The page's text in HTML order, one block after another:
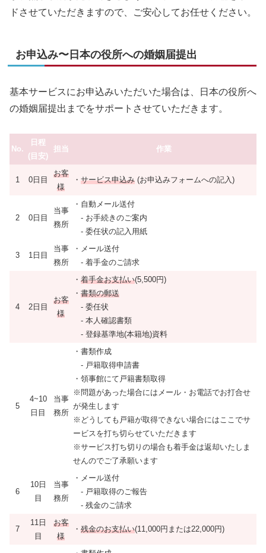
ドさせていただきますので、ご安心してお任せください。
お申込み〜日本の役所への婚姻届提出
基本サービスにお申込みいただいた場合は、日本の役所へ
の婚姻届提出までをサポートさせていただきます。
No.
日程
(目安)
担当 作業
1 0日目
お客
様
・ サービス申込み (お申込みフォームへの記入)
2 0日目
当事
務所
・自動メール送付
- お手続きのご案内
- 委任状の記入用紙
3 1日目
当事
務所
・メール送付
- 着手金のご請求
4 2日目
お客
様
・ 着手金お支払い(5,500円)
・ 書類の郵送
- 委任状
- 本人確認書類
- 登録基準地(本籍地)資料
5
4~10
日目
当事
務所
・書類作成
- 戸籍取得申請書
・領事館にて戸籍書類取得
※問題があった場合にはメール・お電話でお打合せ
が発生します
※どうしても戸籍が取得できない場合にはここでサ
ービスを打ち切らせていただきます
※サービス打ち切りの場合も着手金は返却いたしま
せんのでご了承願います
6
10日
目
当事
務所
・メール送付
- 戸籍取得のご報告
- 残金のご請求
7
11日
目
お客
様
・ 残金のお支払い(11,000円または22,000円)